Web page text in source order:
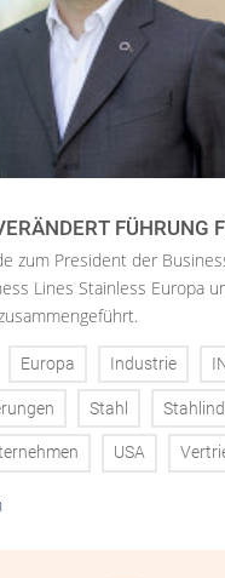
FÜHRUNG
zum President der
Lines Stainless Europa
Europa Industrie
Stahl
USA